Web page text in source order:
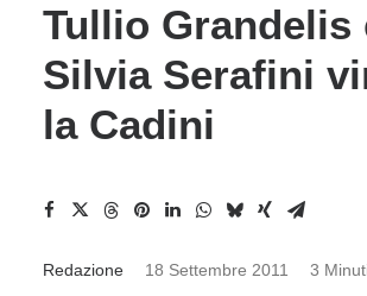
Tullio Grandelis
Silvia Serafini
la Cadini
Redazione 18 Settembre 2011 3